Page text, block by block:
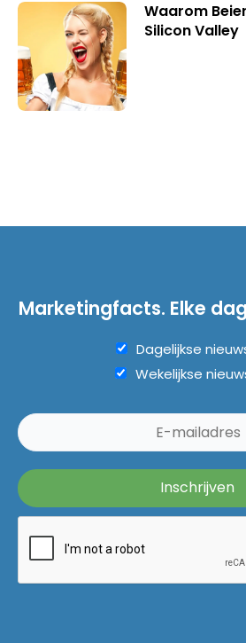
Waarom
Silicon Valley
Marketingfacts. Elke
Dagelijkse
Wekelijkse